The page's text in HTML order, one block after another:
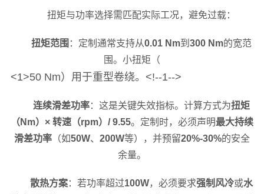
扭矩与功率选择需匹配实际工况，避免过载：
扭矩范围 ：定制通常支持从0.01 Nm到 300 Nm的宽范
围。小扭矩（
<1>50 Nm）用于重型卷绕。<!--1-->
连续滑差功率：这是关键失效指标。计算方式为扭矩
（Nm）× 转速（rpm）/ 9.55。定制时，必须声明最大持续
滑差功率 （如50W、 200W等），并预留20%-30%的安全
余量。
散热方案：若功率超过100W，必须要求强制风冷或水